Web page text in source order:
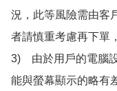
況，此等風險需由客
者請慎重考慮再下單
3)　由於用戶的電腦
能與螢幕顯示的略有